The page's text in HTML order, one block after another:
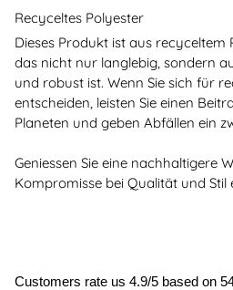
Recyceltes Polyester
Dieses Produkt ist aus recyceltem
das nicht nur langlebig, sondern
und robust ist. Wenn Sie sich für
entscheiden, leisten Sie einen
Planeten und geben Abfällen ein
Geniessen Sie eine nachhaltigere
Kompromisse bei Qualität und Stil
Customers rate us 4.9/5 based on